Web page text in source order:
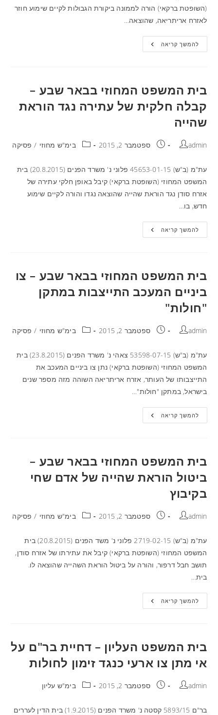
(השופטת ברקאי) הורה לממונה ביקורת הגבולות לקיים שימוע חוזר
לאזרח אריתריאה, שהוצאה…
להמשך קריאה
בית המשפט המחוזי בבאר שבע –
קבלה חלקית של עתירה נגד הוראת
שהייה
admin ספטמבר 2, 2015 בימ"ש מחוזי / פסיקה
עת"מ (ב"ש) 45653-01-15 פלוני נ' משרד הפנים (20.8.2015) בית
המשפט המחוזי (השופטת ברקאי) קיבל באופן חלקי עתירה של
אזרח סודן נגד הוראת שהייה שהוצאה נגדו והורה לקיים שימוע
חדש, בו…
להמשך קריאה
בית המשפט המחוזי בבאר שבע – צו
ביניים המעכב התייצבות במתקן
"חולות"
admin ספטמבר 2, 2015 בימ"ש מחוזי / פסיקה
עת"מ (ב"ש) 53598-07-15 צאהי נ' משרד הפנים (23.8.2015) בית
המשפט המחוזי (השופטת ברקאי) נתן צו ביניים המעכב את
התייצבותו של העותר, אזרח אריתריאה השוהה מזה מספר שנים
בישראל, במתקן "חולות"…
להמשך קריאה
בית המשפט המחוזי בבאר שבע –
ביטול הוראת שהייה של אדם שחי
בקיבוץ
admin ספטמבר 2, 2015 בימ"ש מחוזי / פסיקה
עת"מ (ב"ש) 2719-02-15 פלוני נ' משד הפנים (20.8.2015) בית
המשפט המחוזי (השופטת ברקאי) קיבל את עתירתו של אזרח סודן,
תושב חבל דרפור, והורה על ביטול הוראת השהייה שהוצאה לו.
בית…
להמשך קריאה
בית המשפט העליון – דחיית בר"ם על
אי מתן צו ארעי כנגד זימון לחולות
admin ספטמבר 2, 2015 בימ"ש עליון
בר"ם 5893/15 קסטה נ' משרד הפנים (1.9.2015) בית הדין לעררים